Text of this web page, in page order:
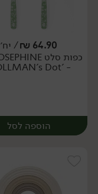
יח׳
64.90
₪/ יח׳
- 'TOLLMAN's Dot'
הוספה לסל